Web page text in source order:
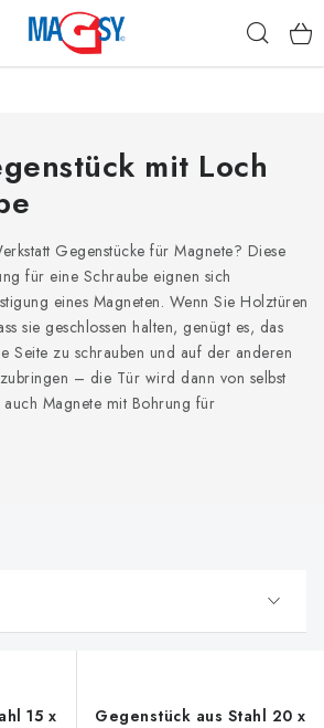
Datenschutzerklärung
mit Loch
Gegenstücke für Magnete? Diese
für eine Schraube eignen sich
eines Magneten. Wenn Sie Holztüren
sie geschlossen halten, genügt es, das
Seite zu schrauben und auf der anderen
– die Tür wird dann von selbst
Magnete mit Bohrung für
15 x
Gegenstück aus Stahl 20 x